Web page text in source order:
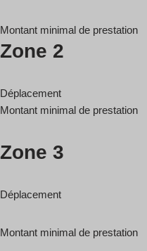
Montant minimal de prestation
Zone 2
Déplacement
Montant minimal de prestation
Zone 3
Déplacement
Montant minimal de prestation